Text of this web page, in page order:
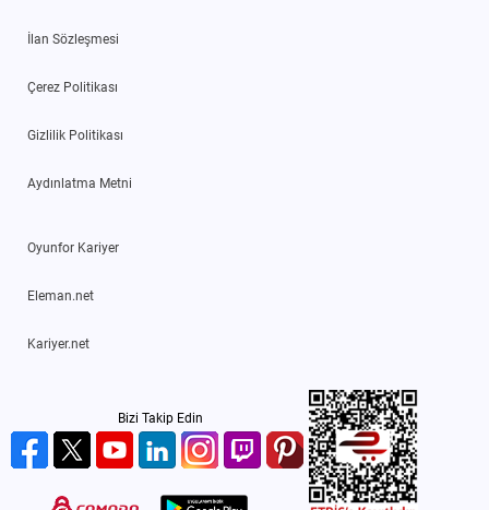
İlan Sözleşmesi
Çerez Politikası
Gizlilik Politikası
Aydınlatma Metni
Oyunfor Kariyer
Eleman.net
Kariyer.net
Bizi Takip Edin